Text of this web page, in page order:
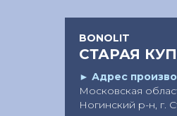
BONOLIT
СТАРАЯ
► Адрес
Московская
Ногинский р-н, г.